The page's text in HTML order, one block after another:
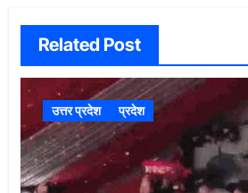
Related Post
उत्तर प्रदेश प्रदेश